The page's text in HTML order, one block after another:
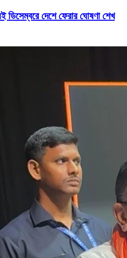
ডিসেম্বরে দেশে ফেরার ঘোষণা শেখ